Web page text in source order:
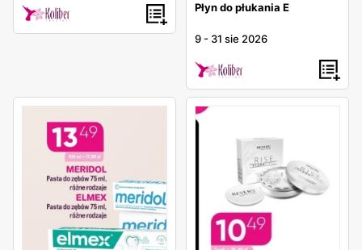
Płyn do płukania E
9 - 31 sie 2026